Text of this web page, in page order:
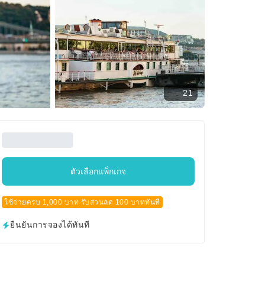
21
ตัวเลือกแพ็กเกจ
ใช้จ่ายครบ 1,000 บาท รับส่วนลด 100 บาททันที
ยืนยันการจองได้ทันที